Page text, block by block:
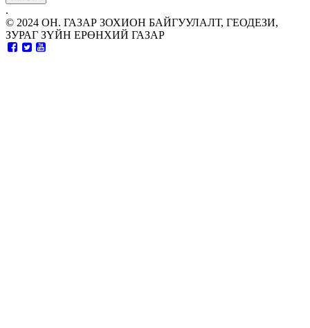
.
© 2024 ОН. ГАЗАР ЗОХИОН БАЙГУУЛАЛТ, ГЕОДЕЗИ,
ЗУРАГ ЗҮЙН ЕРӨНХИЙ ГАЗАР